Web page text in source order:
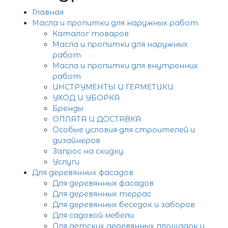
Главная
Масла и пропитки для наружных работ
Каталог товаров
Масла и пропитки для наружных
работ
Масла и пропитки для внутренних
работ
ИНСТРУМЕНТЫ И ГЕРМЕТИКИ
УХОД И УБОРКА
Бренды
ОПЛАТА И ДОСТАВКА
Особые условия для строителей и
дизайнеров
Запрос на скидку
Услуги
Для деревянных фасадов
Для деревянных фасадов
Для деревянных террас
Для деревянных беседок и заборов
Для садовой мебели
Для детских деревянных площадок и